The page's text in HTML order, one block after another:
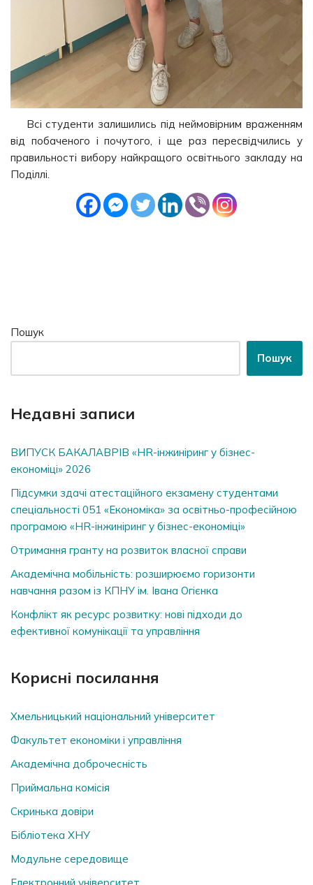
Всі студенти залишились під неймовірним враженням
від побаченого і почутого, і ще раз пересвідчились у
правильності вибору найкращого освітнього закладу на
Поділлі.
Пошук
Пошук
Недавні записи
ВИПУСК БАКАЛАВРІВ «HR-інжиніринг у бізнес-
економіці» 2026
Підсумки здачі атестаційного екзамену студентами
спеціальності 051 «Економіка» за освітньо-професійною
програмою «HR-інжиніринг у бізнес-економіці»
Отримання гранту на розвиток власної справи
Академічна мобільність: розширюємо горизонти
навчання разом із КПНУ ім. Івана Огієнка
Конфлікт як ресурс розвитку: нові підходи до
ефективної комунікації та управління
Корисні посилання
Хмельницький національний університет
Факультет економіки і управління
Академічна доброчесність
Приймальна комісія
Скринька довiри
Бібліотека ХНУ
Модульне середовище
Електронний університет